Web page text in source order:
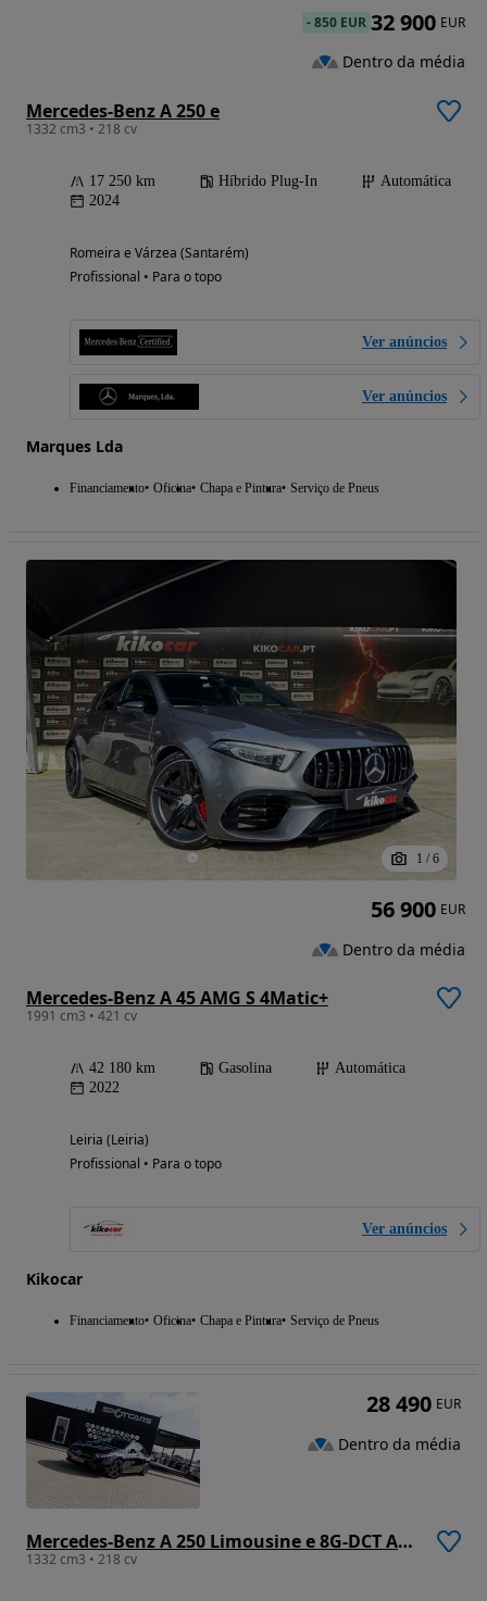
Mercedes-Benz A 250 e
1332 cm3 • 218 cv
17 250 km Híbrido Plug-In
Automática
2024
Romeira e Várzea (Santarém)
Profissional • Para o topo
Ver anúncios
Ver anúncios
Marques Lda
Financiamento Oficina Chapa e Pintura Serviço de Pneus
-850 EUR 32 900 EUR
Dentro da média
1 / 6
Mercedes-Benz A 45 AMG S 4Matic+
1991 cm3 • 421 cv
42 180 km Gasolina
Automática
2022
Leiria (Leiria)
Profissional • Para o topo
Ver anúncios
Kikocar
Financiamento Oficina Chapa e Pintura Serviço de Pneus
56 900 EUR
Dentro da média
Mercedes-Benz A 250 Limousine e 8G-DCT AMG Line
1332 cm3 • 218 cv
28 490 EUR
Dentro da média